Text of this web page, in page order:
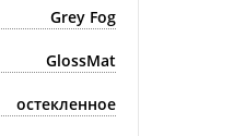
Grey Fog
GlossMat
остекленное